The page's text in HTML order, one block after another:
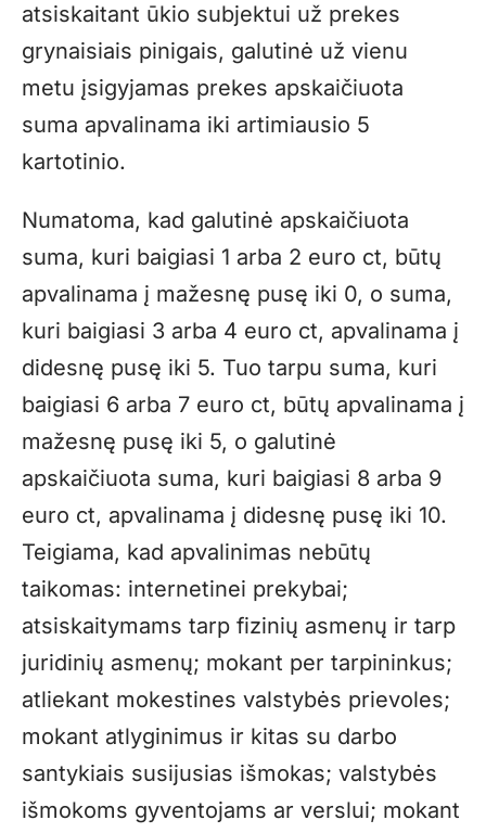
atsiskaitant ūkio subjektui už prekes
grynaisiais pinigais, galutinė už vienu
metu įsigyjamas prekes apskaičiuota
suma apvalinama iki artimiausio 5
kartotinio.
Numatoma, kad galutinė apskaičiuota
suma, kuri baigiasi 1 arba 2 euro ct, būtų
apvalinama į mažesnę pusę iki 0, o suma,
kuri baigiasi 3 arba 4 euro ct, apvalinama į
didesnę pusę iki 5. Tuo tarpu suma, kuri
baigiasi 6 arba 7 euro ct, būtų apvalinama į
mažesnę pusę iki 5, o galutinė
apskaičiuota suma, kuri baigiasi 8 arba 9
euro ct, apvalinama į didesnę pusę iki 10.
Teigiama, kad apvalinimas nebūtų
taikomas: internetinei prekybai;
atsiskaitymams tarp fizinių asmenų ir tarp
juridinių asmenų; mokant per tarpininkus;
atliekant mokestines valstybės prievoles;
mokant atlyginimus ir kitas su darbo
santykiais susijusias išmokas; valstybės
išmokoms gyventojams ar verslui; mokant